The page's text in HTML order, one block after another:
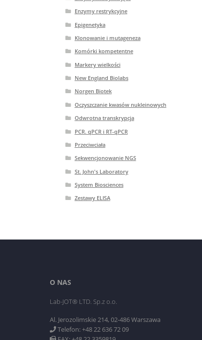
Enzymy restrykcyjne
Epigenetyka
Klonowanie i mutageneza
Komórki kompetentne
Markery wielkości
New England Biolabs
Norgen Biotek
Oczyszczanie kwasów nukleinowych
Odwrotna transkrypcja
PCR. qPCR i RT-qPCR
Przeciwciała
Sekwencjonowanie NGS
St. John's Laboratory
System Biosciences
Zestawy ELISA
O NAS
Lab-JOT® LTD. Sp.z o.o.
Al. Jerozolimskie 214, 02-486 Warszawa
Telefon: +48 22 636 72 09